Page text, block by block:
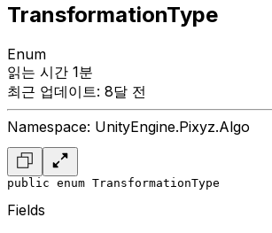
TransformationType
Enum
읽는 시간 1분
최근 업데이트: 8달 전
Namespace: UnityEngine.Pixyz.Algo
public enum TransformationType
Fields